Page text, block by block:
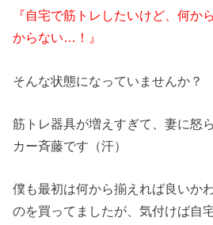
『自宅で筋トレしたいけど、何か
からない…！』
そんな状態になっていませんか？
筋トレ器具が増えすぎて、妻に怒
カー斉藤です（汗）
僕も最初は何から揃えれば良いか
のを買ってましたが、気付けば自